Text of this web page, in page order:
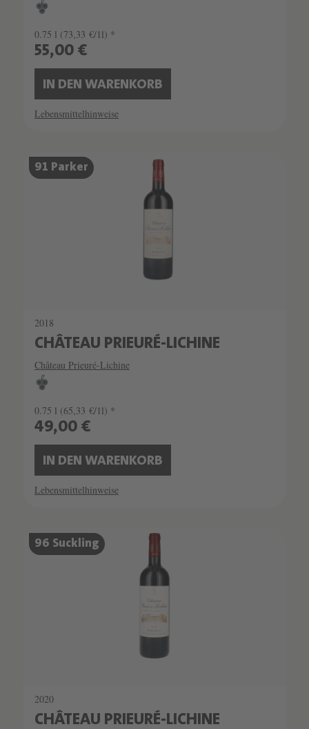
0.75 l (73,33 €/1l) *
55,00 €
IN DEN WARENKORB
Lebensmittelhinweise
91 Parker
2018
CHÂTEAU PRIEURÉ-LICHINE
Château Prieuré-Lichine
0.75 l (65,33 €/1l) *
49,00 €
IN DEN WARENKORB
Lebensmittelhinweise
96 Suckling
2020
CHÂTEAU PRIEURÉ-LICHINE